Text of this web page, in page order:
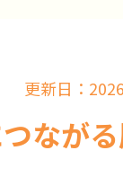
更新日：
なが